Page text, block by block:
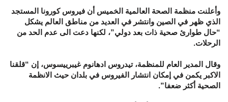
وأعلنت منظمة الصحة العالمية الخميس أن فيروس كورونا المستجد
الذي ظهر في الصين وانتشر في العديد من مناطق العالم يشكل
“حال طوارئ صحية ذات بعد دولي”، لكنها دعت الى عدم الحد من
الرحلات.
وقال المدير العام للمنظمة، تيدروس ادهانوم غيبرييسوس، إن “قلقنا
الاكبر يكمن في إمكان انتشار الفيروس في بلدان حيث الانظمة
الصحية أكثر ضعفا”.